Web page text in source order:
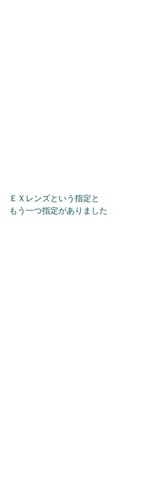
ＥＸレンズという指定と
もう一つ指定がありました